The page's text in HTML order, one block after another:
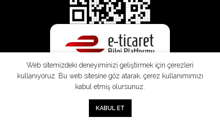
Web sitemizdeki deneyiminizi geliştirmek için çerezleri
kullanıyoruz. Bu web sitesine göz atarak, çerez kullanımımızı
kabul etmiş olursunuz.
KABUL ET
Sepet